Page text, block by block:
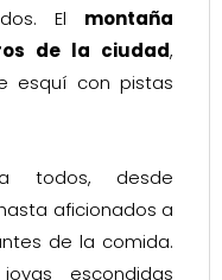
El montaña
de la ciudad,
esquí con pistas
todos, desde
aficionados a
de la comida.
escondidas